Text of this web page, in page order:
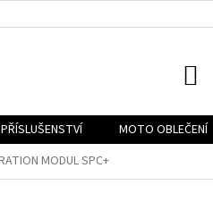
MOTO OBLEČENÍ
MODUL SPC+